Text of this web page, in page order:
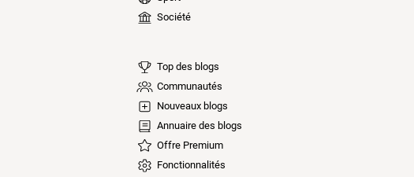
Société
Top des blogs
Communautés
Nouveaux blogs
Annuaire des blogs
Offre Premium
Fonctionnalités